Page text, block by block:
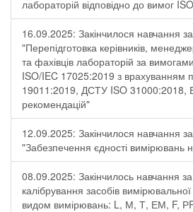
лабораторій відповідно до вимог
16.09.2025: Закінчилося навчання
"Перепідготовка керівників,
та фахівців лабораторій за
ISO/IEC 17025:2019 з
19011:2019, ДСТУ ISO 31000:2018,
рекомендацій"
12.09.2025: Закінчилося навчання
"Забезпечення єдності вимірювань
08.09.2025: Закінчилось навчання
калібрування засобів
видом вимірювань: L, М, Т, ЕМ, F,